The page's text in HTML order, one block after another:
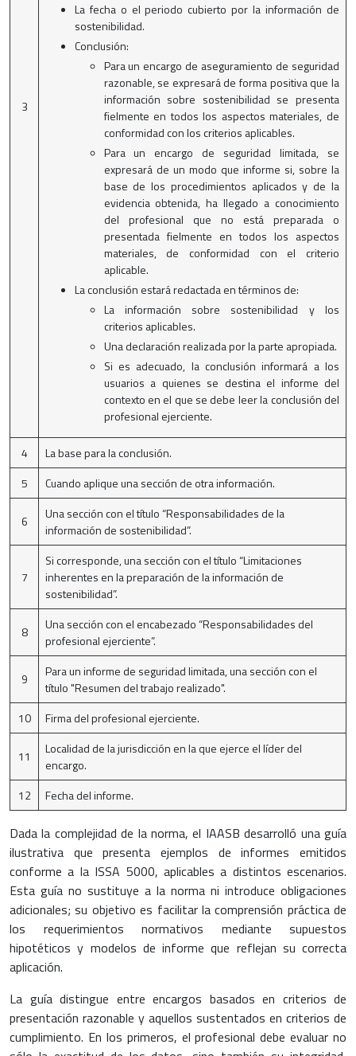
3
La fecha o el periodo cubierto por la información de
sostenibilidad.
Conclusión:
Para un encargo de aseguramiento de seguridad
razonable, se expresará de forma positiva que la
información sobre sostenibilidad se presenta
fielmente en todos los aspectos materiales, de
conformidad con los criterios aplicables.
Para un encargo de seguridad limitada, se
expresará de un modo que informe si, sobre la
base de los procedimientos aplicados y de la
evidencia obtenida, ha llegado a conocimiento
del profesional que no está preparada o
presentada fielmente en todos los aspectos
materiales, de conformidad con el criterio
aplicable.
La conclusión estará redactada en términos de:
La información sobre sostenibilidad y los
criterios aplicables.
Una declaración realizada por la parte apropiada.
Si es adecuado, la conclusión informará a los
usuarios a quienes se destina el informe del
contexto en el que se debe leer la conclusión del
profesional ejerciente.
4
La base para la conclusión.
5
Cuando aplique una sección de otra información.
6
Una sección con el título “Responsabilidades de la
información de sostenibilidad”.
7
Si corresponde, una sección con el título “Limitaciones
inherentes en la preparación de la información de
sostenibilidad”.
8
Una sección con el encabezado “Responsabilidades del
profesional ejerciente”.
9
Para un informe de seguridad limitada, una sección con el
título "Resumen del trabajo realizado".
10
Firma del profesional ejerciente.
11
Localidad de la jurisdicción en la que ejerce el líder del
encargo.
12
Fecha del informe.
Dada la complejidad de la norma, el IAASB desarrolló una guía
ilustrativa que presenta ejemplos de informes emitidos
conforme a la ISSA 5000, aplicables a distintos escenarios.
Esta guía no sustituye a la norma ni introduce obligaciones
adicionales; su objetivo es facilitar la comprensión práctica de
los requerimientos normativos mediante supuestos
hipotéticos y modelos de informe que reflejan su correcta
aplicación.
La guía distingue entre encargos basados en criterios de
presentación razonable y aquellos sustentados en criterios de
cumplimiento. En los primeros, el profesional debe evaluar no